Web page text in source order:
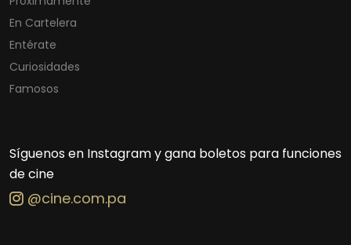
En Cartelera
Entérate
Curiosidades
Famosos
Síguenos en Instagram y gana boletos para funciones
de cine
@cine.com.pa